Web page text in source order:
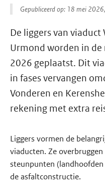
Gepubliceerd op: 18 mei
De liggers van viaduct
Urmond worden in de
2026 geplaatst. Dit
in fases vervangen
Vonderen en
rekening met extra
Liggers vormen de
viaducten. Ze
steunpunten
de asfaltconstructie.